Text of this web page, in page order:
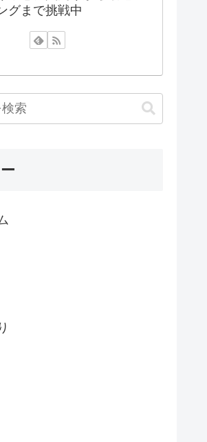
グまで挑戦中